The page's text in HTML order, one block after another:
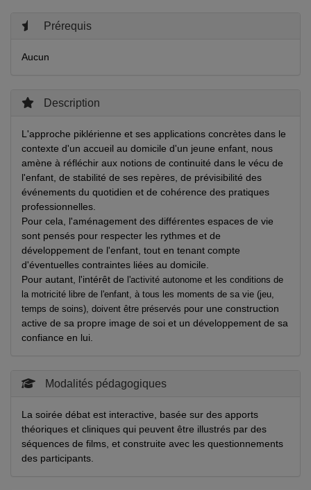
Prérequis
Aucun
Description
L'approche piklérienne et ses applications concrètes dans le
contexte d'un accueil au domicile d'un jeune enfant, nous
amène à réfléchir aux notions de continuité dans le vécu de
l'enfant, de stabilité de ses repères, de prévisibilité des
événements du quotidien et de cohérence des pratiques
professionnelles.
Pour cela, l'aménagement des différentes espaces de vie
sont pensés pour respecter les rythmes et de
développement de l'enfant, tout en tenant compte
d'éventuelles contraintes liées au domicile.
Pour autant, l'intérêt de l'activité autonome et les conditions de
la motricité libre de l'enfant, à tous les moments de sa vie (jeu,
temps de soins), doivent être préservés pour une construction
active de sa propre image de soi et un développement de sa
confiance en lui.
Modalités pédagogiques
La soirée débat est interactive, basée sur des apports
théoriques et cliniques qui peuvent être illustrés par des
séquences de films, et construite avec les questionnements
des participants.